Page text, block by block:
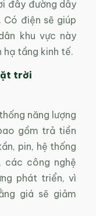
đây đường dây
điện sẽ giúp
khu vực này
tầng kinh tế.
trời
năng lượng
gồm trả tiền
pin, hệ thống
các công nghệ
phát triển, vì
giá sẽ giảm